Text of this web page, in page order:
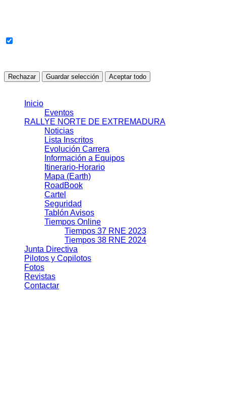
Rechazar Guardar selección Aceptar todo
Inicio
Eventos
RALLYE NORTE DE EXTREMADURA
Noticias
Lista Inscritos
Evolución Carrera
Información a Equipos
Itinerario-Horario
Mapa (Earth)
RoadBook
Cartel
Seguridad
Tablón Avisos
Tiempos Online
Tiempos 37 RNE 2023
Tiempos 38 RNE 2024
Junta Directiva
Pilotos y Copilotos
Fotos
Revistas
Contactar